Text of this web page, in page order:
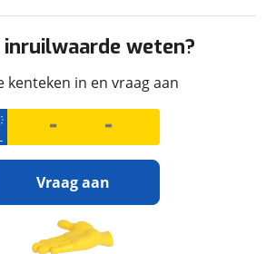
Zwart
Zwart BK1
inruilwaarde weten?
kenteken in en vraag aan
Vraag aan